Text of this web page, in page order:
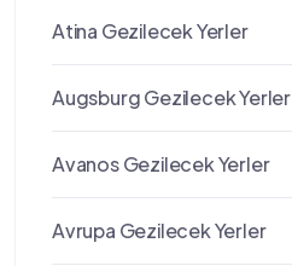
Atina Gezilecek Yerler
Augsburg Gezilecek Yerler
Avanos Gezilecek Yerler
Avrupa Gezilecek Yerler